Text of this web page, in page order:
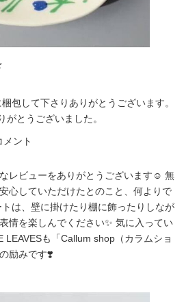
包して下さりありがとうございます。
がとうございました。
ント
レビューをありがとうございます☺️ 無
心していただけたとのこと、何よりで
は、壁に掛けたり棚に飾ったりしなが
情を楽しんでください✨ 気に入ってい
LEAVESも「Callum shop（カラムショ
励みです❣️